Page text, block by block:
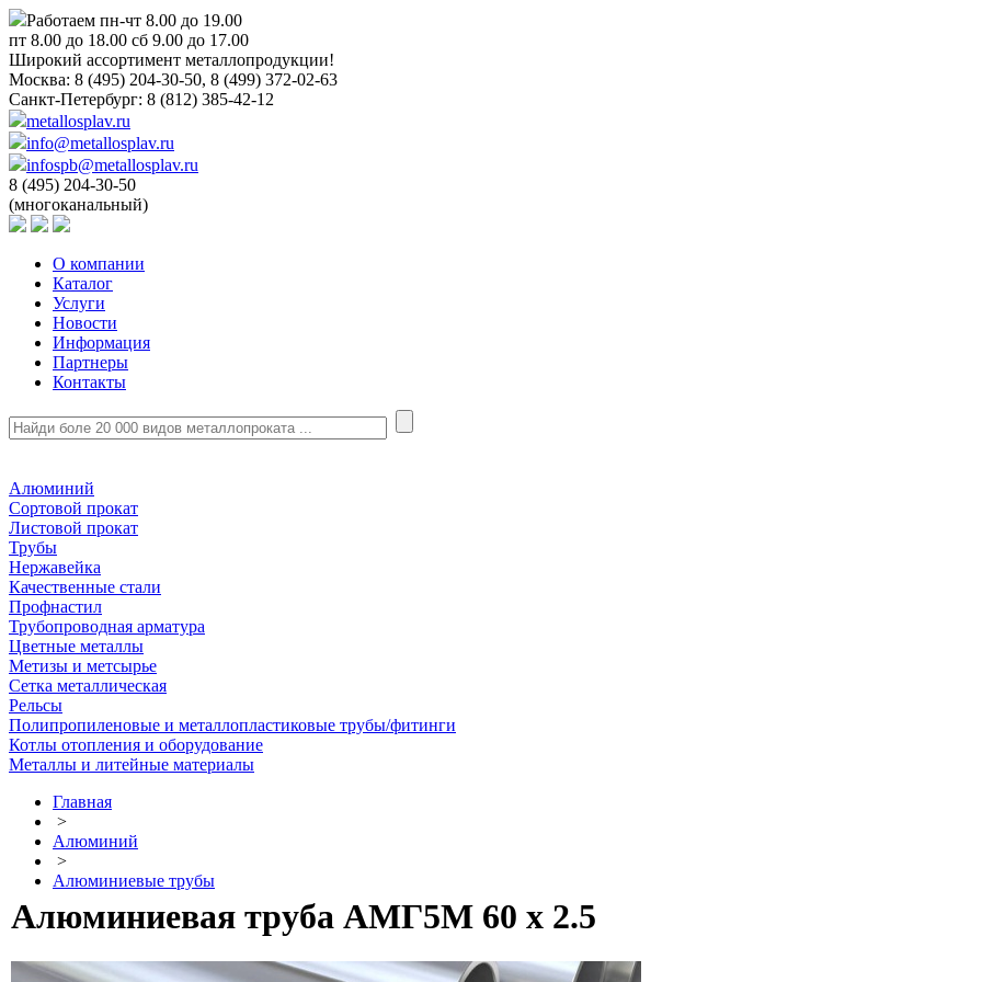
Работаем пн-чт 8.00 до 19.00
пт 8.00 до 18.00 сб 9.00 до 17.00
Широкий ассортимент металлопродукции!
Москва: 8 (495) 204-30-50, 8 (499) 372-02-63
Санкт-Петербург: 8 (812) 385-42-12
metallosplav.ru
info@metallosplav.ru
infospb@metallosplav.ru
8 (495) 204-30-50
(многоканальный)
О компании
Каталог
Услуги
Новости
Информация
Партнеры
Контакты
Алюминий
Сортовой прокат
Листовой прокат
Трубы
Нержавейка
Качественные стали
Профнастил
Трубопроводная арматура
Цветные металлы
Метизы и метсырье
Сетка металлическая
Рельсы
Полипропиленовые и металлопластиковые трубы/фитинги
Котлы отопления и оборудование
Металлы и литейные материалы
Главная
>
Алюминий
>
Алюминиевые трубы
Алюминиевая труба АМГ5М 60 х 2.5